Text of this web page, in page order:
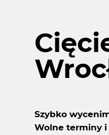
Szybko
Wolne terminy i